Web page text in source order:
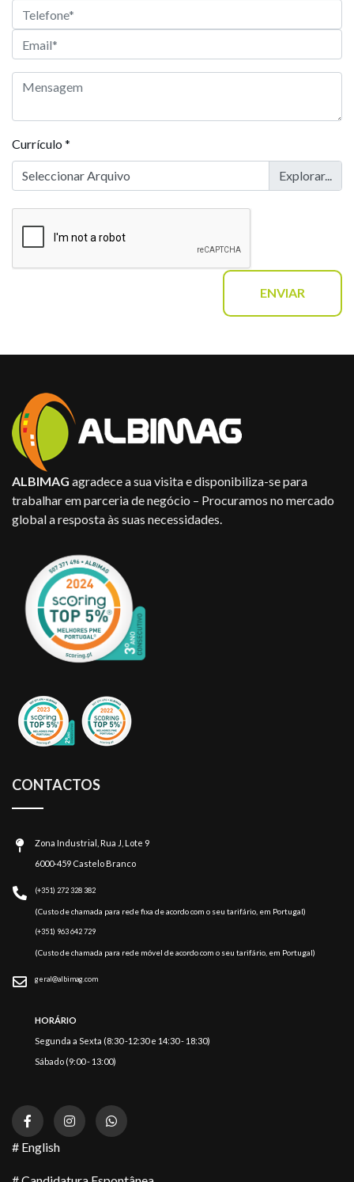
Currículo *
Seleccionar Arquivo
ALBIMAG agradece a sua visita e disponibiliza-se para
trabalhar em parceria de negócio – Procuramos no mercado
global a resposta às suas necessidades.
CONTACTOS
Zona Industrial, Rua J, Lote 9
6000-459 Castelo Branco
(+351) 272 328 382
(Custo de chamada para rede fixa de acordo com o seu tarifário, em Portugal)
(+351) 963 642 729
(Custo de chamada para rede móvel de acordo com o seu tarifário, em Portugal)
geral@albimag.com
HORÁRIO
Segunda a Sexta (8:30 -12:30 e 14:30 - 18:30)
Sábado (9:00 - 13:00)
# English